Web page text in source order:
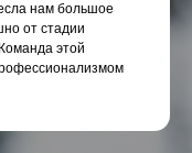
нам большое
от стадии
этой